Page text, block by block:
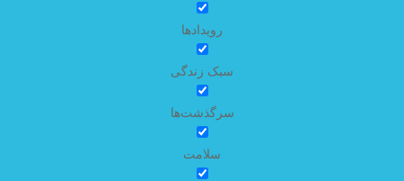
رویدادها
سبک زندگی
سرگذشت‌ها
سلامت